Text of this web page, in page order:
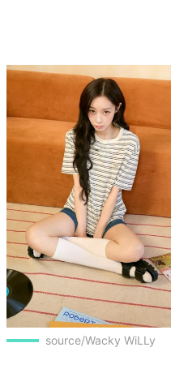
source/Wacky WiLLy